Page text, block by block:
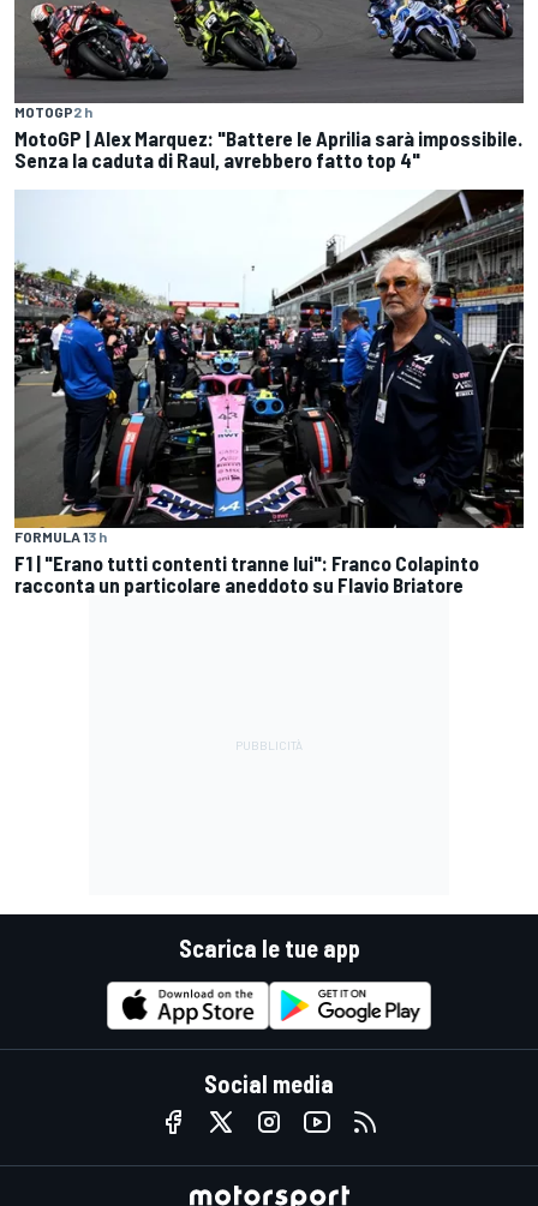
MOTOGP2 h
MotoGP | Alex Marquez: "Battere le Aprilia sarà impossibile.
Senza la caduta di Raul, avrebbero fatto top 4"
FORMULA 13 h
F1 | "Erano tutti contenti tranne lui": Franco Colapinto
racconta un particolare aneddoto su Flavio Briatore
Scarica le tue app
Social media